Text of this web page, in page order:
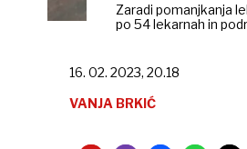
Zaradi pomanjkanja
po 54 lekarnah in
16. 02. 2023, 20.18
VANJA BRKIĆ